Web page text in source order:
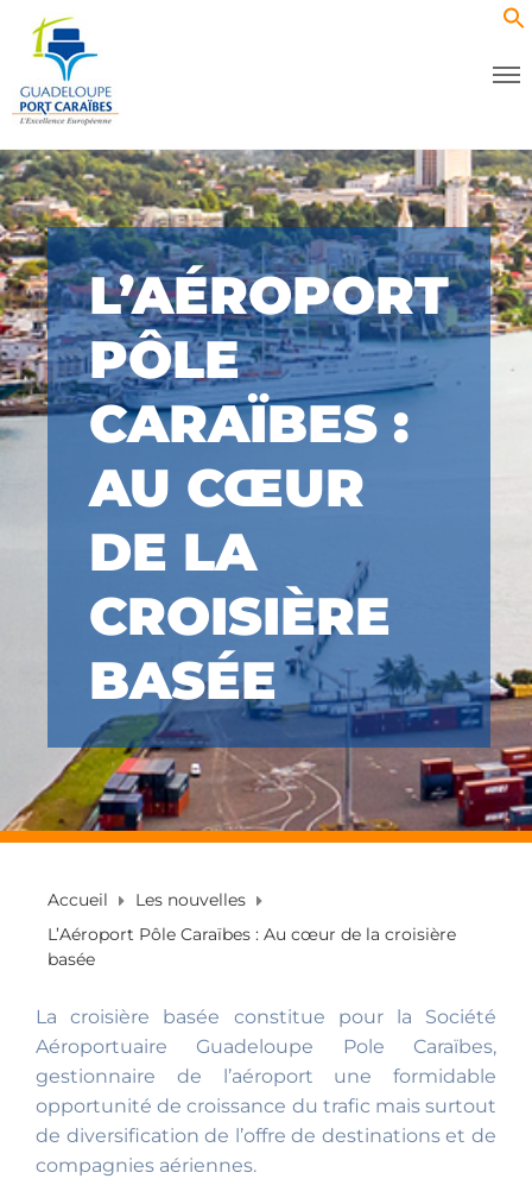
L’AÉROPORT
PÔLE
CARAÏBES :
AU CŒUR
DE LA
CROISIÈRE
BASÉE
Accueil
Les nouvelles
L’Aéroport Pôle Caraïbes : Au cœur de la croisière
basée
La croisière basée constitue pour la Société
Aéroportuaire Guadeloupe Pole Caraïbes,
gestionnaire de l’aéroport une formidable
opportunité de croissance du trafic mais surtout
de diversification de l’offre de destinations et de
compagnies aériennes.